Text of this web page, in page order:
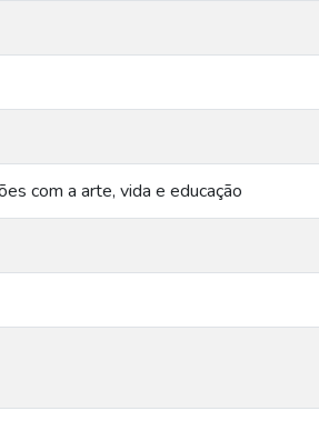
com a arte, vida e educação